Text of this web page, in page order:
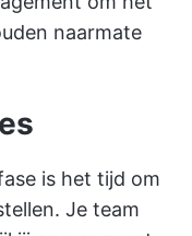
naarmate
is het tijd om
Je team